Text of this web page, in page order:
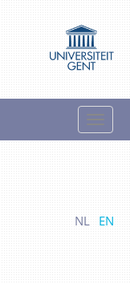
NL
EN